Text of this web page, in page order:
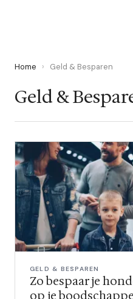
Home › Geld & Besparen
Geld &
GELD & BESPAREN
Zo bespaar je
op je